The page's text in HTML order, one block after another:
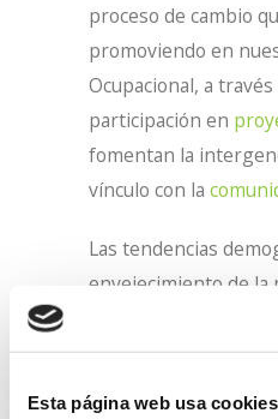
Esta página web usa cookies
proceso de cambio
promoviendo en
Ocupacional, a
participación en
fomentan la
vínculo con la
Las tendencias
envejecimiento de la
demandas de las
por entornos más